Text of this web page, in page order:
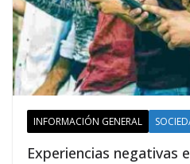
INFORMACIÓN GENERAL
Experiencias negativas